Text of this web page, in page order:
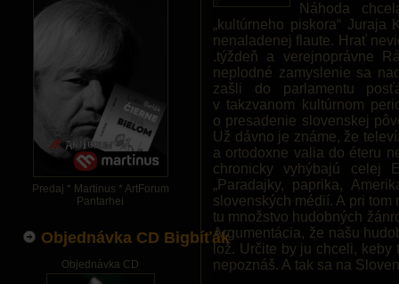
Predaj * Martinus * ArtForum
Pantarhei
Objednávka CD Bigbíťák
Objednávka CD
Náhoda
„kultúrneho piskora“
nenaladenej flaute. Hrať
.týždeň a verejnoprávne
neplodné zamyslenie sa
zašli do parlamentu
v takzvanom kultúrnom
o presadenie slovenskej
Už dávno je známe, že
a ortodoxne valia do éteru
chronicky vyhýbajú celej
„Paradajky, paprika,
slovenských médií. A pri
tu množstvo hudobných
Argumentácia, že našu
lož. Určite by ju chceli,
nepoznáš. A tak sa na